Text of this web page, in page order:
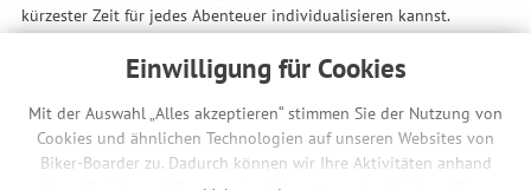
Einwilligung für Cookies
Mit der Auswahl „Alles akzeptieren“ stimmen Sie der Nutzung von
Cookies und ähnlichen Technologien auf unseren Websites von
Biker-Boarder zu. Dadurch können wir Ihre Aktivitäten anhand
kürzester Zeit für jedes Abenteuer individualisieren kannst.
Entscheide dich für deinen Favoriten und: Start your story!
Features
Wasserdichter Outdoor-Rucksack und Reisetasche in 3